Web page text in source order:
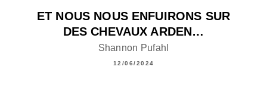
ET NOUS NOUS ENFUIRONS SUR
DES CHEVAUX ARDEN…
Shannon Pufahl
12/06/2024